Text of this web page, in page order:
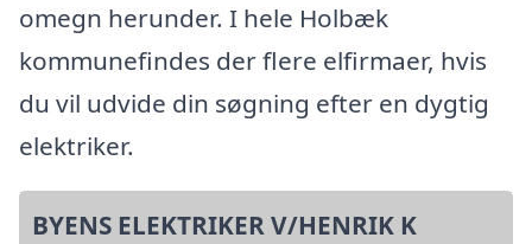
omegn herunder. I hele Holbæk
kommunefindes der flere elfirmaer, hvis
du vil udvide din søgning efter en dygtig
elektriker.
BYENS ELEKTRIKER V/HENRIK K